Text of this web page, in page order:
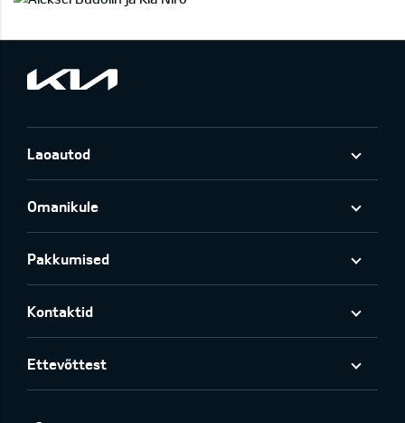
Laoautod
Omanikule
Pakkumised
Kontaktid
Ettevõttest